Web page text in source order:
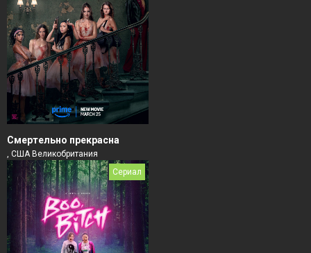
Смертельно прекрасна
, США Великобритания
Сериал